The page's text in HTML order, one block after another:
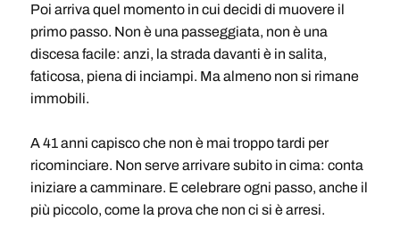
Poi arriva quel momento in cui decidi di muovere il
primo passo. Non è una passeggiata, non è una
discesa facile: anzi, la strada davanti è in salita,
faticosa, piena di inciampi. Ma almeno non si rimane
immobili.
A 41 anni capisco che non è mai troppo tardi per
ricominciare. Non serve arrivare subito in cima: conta
iniziare a camminare. E celebrare ogni passo, anche il
più piccolo, come la prova che non ci si è arresi.